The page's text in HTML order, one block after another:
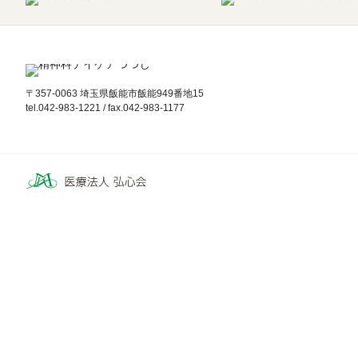
〒357-0063 埼玉県飯能市飯能949番地15
tel.042-983-1221 / fax.042-983-1177